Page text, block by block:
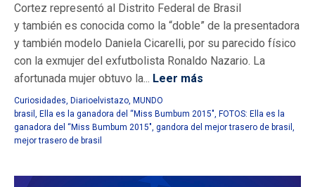
Cortez representó al Distrito Federal de Brasil
y también es conocida como la “doble” de la presentadora
y también modelo Daniela Cicarelli, por su parecido físico
con la exmujer del exfutbolista Ronaldo Nazario. La
afortunada mujer obtuvo la... Leer más
Curiosidades, Diarioelvistazo, MUNDO
brasil , Ella es la ganadora del “Miss Bumbum 2015″, FOTOS: Ella es la
ganadora del “Miss Bumbum 2015″, gandora del mejor trasero de brasil ,
mejor trasero de brasil